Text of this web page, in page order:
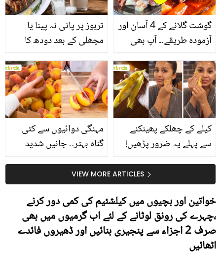
تربوز پر پانی نہ پینا یا
مچھلی کے بعد دودھ کا
سے متعلق غلط فہمیوں کی
حقیقت کیا ہے اور افواہ
کیا؟
گوشت گلانے کے 4 آسان اور
آزمودہ طریقے۔۔ آپ بھی
بتائے راز
مہنگی دوائیوں سے کئی
گناہ بہتر۔۔ جانیں شدید
کیوں کھانا چاہیے؟
کیلے کے چھلکے پھینکنے
سے پہلے یہ ضرور پڑھیں!
سستا اور قدرتی حلVIEW MORE ARTICLES
خواتین اور بچیوں میں کیلشئیم کی کمی دور کرنے
،چہرے کی رونق لوٹانے کے لئے اب گرمیوں میں بھی
صرف 2 اجزاء سے پنجیری بنائیں اور ڈھیروں فائدے
اٹھائیں